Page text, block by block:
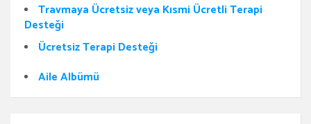
Travmaya Ücretsiz veya Kısmi Ücretli Terapi
Desteği
Ücretsiz Terapi Desteği
Aile Albümü